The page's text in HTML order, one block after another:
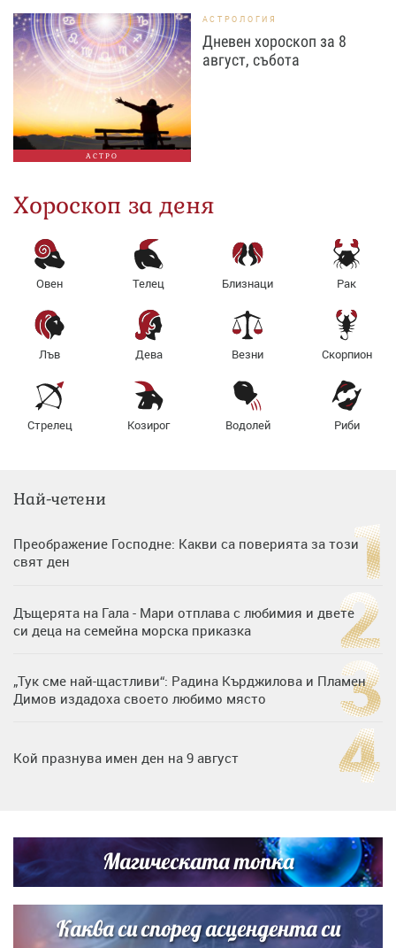
АСТРО
АСТРОЛОГИЯ
Дневен хороскоп за 8
август, събота
Хороскоп за деня
Овен Телец Близнаци Рак
Лъв Дева Везни Скорпион
Стрелец Козирог Водолей Риби
Най-четени
Преображение Господне: Какви са поверията за този
свят ден
Дъщерята на Гала - Мари отплава с любимия и двете
си деца на семейна морска приказка
„Тук сме най-щастливи“: Радина Кърджилова и Пламен
Димов издадоха своето любимо място
Кой празнува имен ден на 9 август
Братя Аргирови я изненадаха с песен
Магическата топка
Каква си според асцендента си